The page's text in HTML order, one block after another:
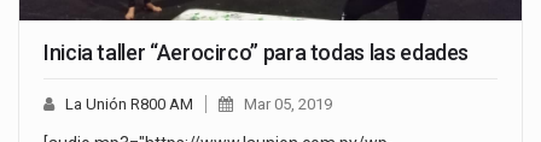
Inicia taller “Aerocirco” para todas las edades
La Unión R800 AM Mar 05, 2019